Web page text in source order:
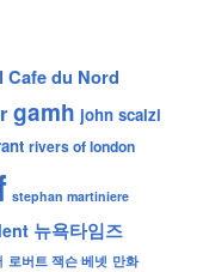
Cafe du Nord
gamh john scalzi
rivers of london
stephan martiniere
뉴욕타임즈
로버트 잭슨 베넷 만화